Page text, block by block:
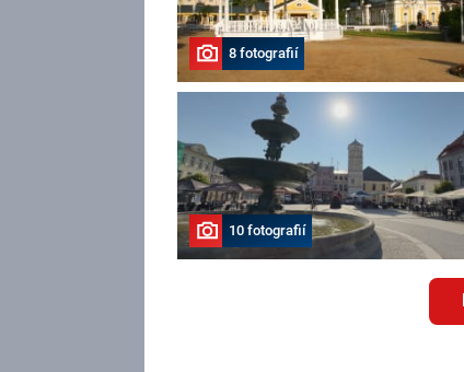
8 fotografií
10 fotografií